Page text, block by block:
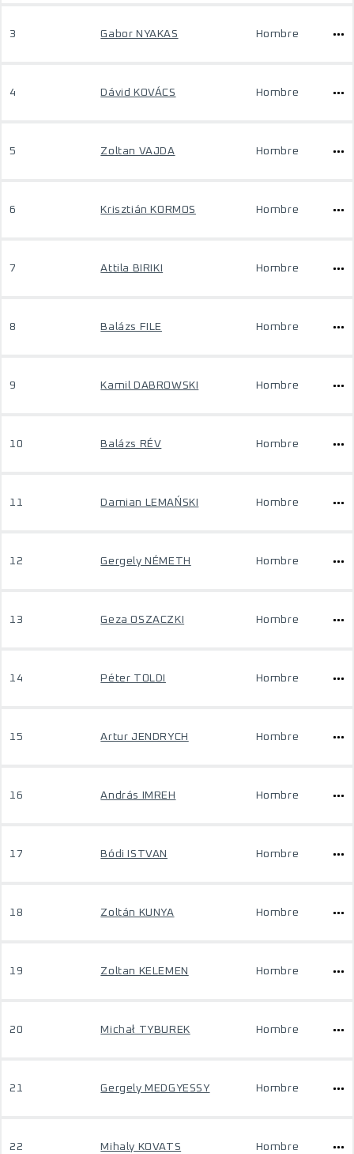
3 Gabor NYAKAS Hombre
4 Dávid KOVÁCS Hombre
5 Zoltan VAJDA Hombre
6 Krisztián KORMOS Hombre
7 Attila BIRIKI Hombre
8 Balázs FILE Hombre
9 Kamil DABROWSKI Hombre
10 Balázs RÉV Hombre
11 Damian LEMAŃSKI Hombre
12 Gergely NÉMETH Hombre
13 Geza OSZACZKI Hombre
14 Péter TOLDI Hombre
15 Artur JENDRYCH Hombre
16 András IMREH Hombre
17 Bódi ISTVAN Hombre
18 Zoltán KUNYA Hombre
19 Zoltan KELEMEN Hombre
20 Michał TYBUREK Hombre
21 Gergely MEDGYESSY Hombre
22 Mihaly KOVATS Hombre